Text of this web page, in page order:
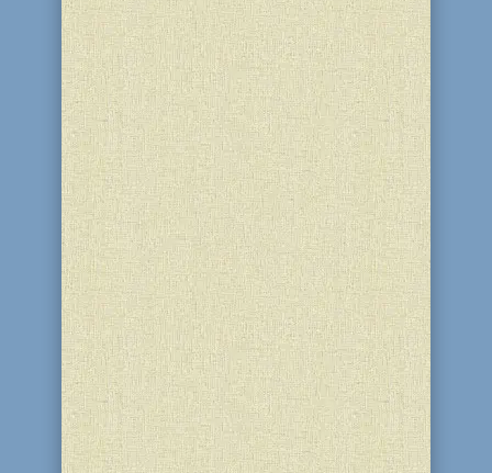
27 Іяра (14 травня) у ліцеї «Бейт
Менахем Любавич» відбувся
«Науковий хакатон» у межах проєкту
SmartJ. Учні 1–8 класів за обмежений
час розробляли прототипи наукових
ігор, тестували їх та обирали
найкращих у різних номінаціях.
Натхненниками заходу стали великі...